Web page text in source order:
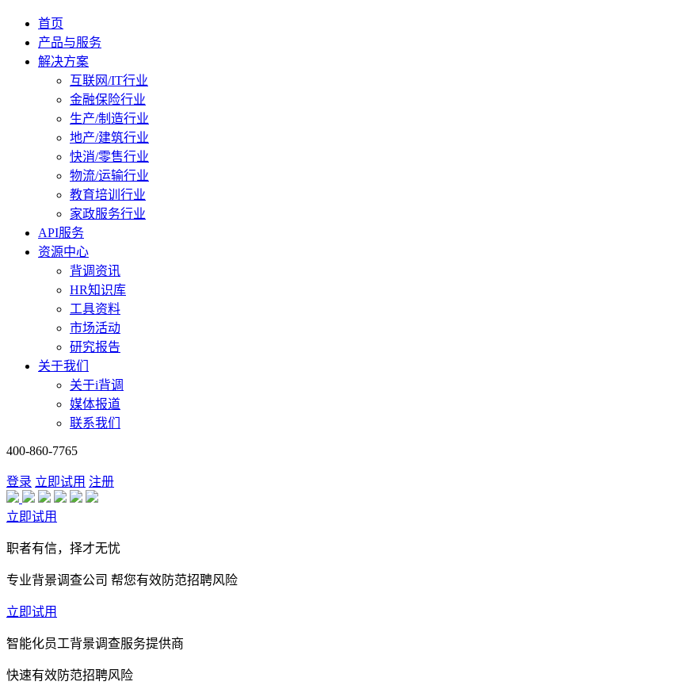
首页
产品与服务
解决方案
互联网/IT行业
金融保险行业
生产/制造行业
地产/建筑行业
快消/零售行业
物流/运输行业
教育培训行业
家政服务行业
API服务
资源中心
背调资讯
HR知识库
工具资料
市场活动
研究报告
关于我们
关于i背调
媒体报道
联系我们
400-860-7765
登录 立即试用 注册
立即试用
职者有信，择才无忧
专业背景调查公司 帮您有效防范招聘风险
立即试用
智能化员工背景调查服务提供商
快速有效防范招聘风险